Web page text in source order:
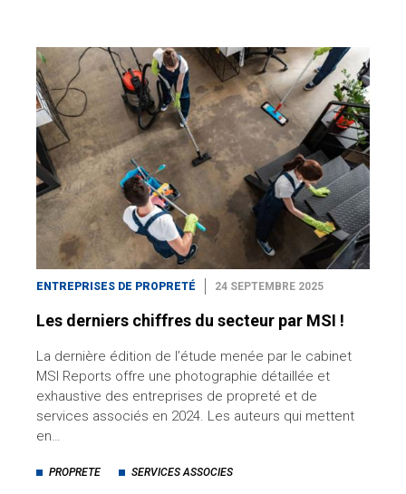
ENTREPRISES DE PROPRETÉ 24 SEPTEMBRE 2025
Les derniers chiffres du secteur par MSI !
La dernière édition de l’étude menée par le cabinet
MSI Reports offre une photographie détaillée et
exhaustive des entreprises de propreté et de
services associés en 2024. Les auteurs qui mettent
en…
PROPRETE SERVICES ASSOCIES